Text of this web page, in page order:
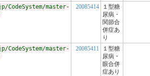
master-
20085414
１型糖
尿病・
関節合
併症あ
り
master-
20085411
１型糖
尿病・
眼合併
症あり